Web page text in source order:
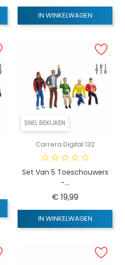
IN WINKELWAGEN
SNEL BEKIJKEN
Carrera Digital 132
Set Van 5 Toeschouwers
-...
€ 19,99Prijs
IN WINKELWAGEN